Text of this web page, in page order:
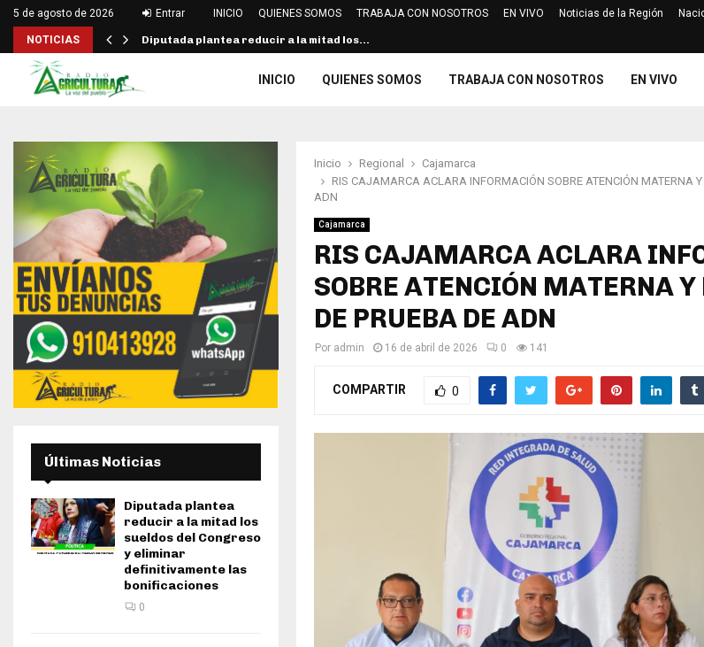
5 de agosto de 2026 Entrar INICIO QUIENES SOMOS TRABAJA CON NOSOTROS EN VIVO Noticias de la Región
NOTICIAS Diputada plantea reducir a la mitad los…
INICIO QUIENES SOMOS TRABAJA CON NOSOTROS EN VIVO
Inicio Regional
Cajamarca
RIS CAJAMARCA ACLARA INFORMACIÓN SOBRE ATENCIÓN MATERNA
ADN
Cajamarca
RIS CAJAMARCA ACLARA
SOBRE ATENCIÓN MATERNA Y
DE PRUEBA DE ADN
Por admin 16 de abril de 2026 0 141
COMPARTIR 0
Últimas Noticias
Diputada plantea
reducir a la mitad los
sueldos del Congreso
y eliminar
definitivamente las
bonificaciones
0